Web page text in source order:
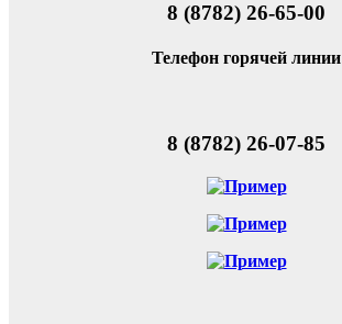
8 (8782) 26-65-00
Телефон горячей линии
8 (8782) 26-07-85